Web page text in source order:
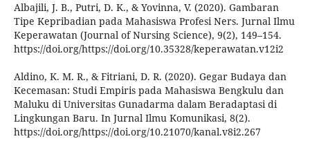
Albajili, J. B., Putri, D. K., & Yovinna, V. (2020). Gambaran
Tipe Kepribadian pada Mahasiswa Profesi Ners. Jurnal Ilmu
Keperawatan (Journal of Nursing Science), 9(2), 149–154.
https://doi.org/https://doi.org/10.35328/keperawatan.v12i2
Aldino, K. M. R., & Fitriani, D. R. (2020). Gegar Budaya dan
Kecemasan: Studi Empiris pada Mahasiswa Bengkulu dan
Maluku di Universitas Gunadarma dalam Beradaptasi di
Lingkungan Baru. In Jurnal Ilmu Komunikasi, 8(2).
https://doi.org/https://doi.org/10.21070/kanal.v8i2.267